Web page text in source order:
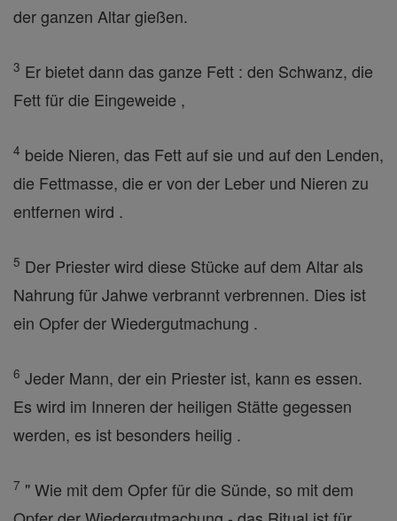
der ganzen Altar gießen.
3 Er bietet dann das ganze Fett : den Schwanz, die
Fett für die Eingeweide ,
4 beide Nieren, das Fett auf sie und auf den Lenden,
die Fettmasse, die er von der Leber und Nieren zu
entfernen wird .
5 Der Priester wird diese Stücke auf dem Altar als
Nahrung für Jahwe verbrannt verbrennen. Dies ist
ein Opfer der Wiedergutmachung .
6 Jeder Mann, der ein Priester ist, kann es essen.
Es wird im Inneren der heiligen Stätte gegessen
werden, es ist besonders heilig .
7 " Wie mit dem Opfer für die Sünde, so mit dem